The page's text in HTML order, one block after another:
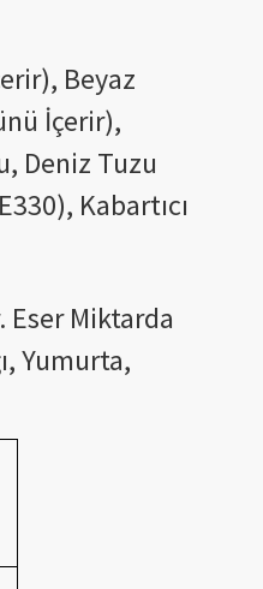
Beyaz
İçerir),
Deniz Tuzu
Kabartıcı
Eser Miktarda
Yumurta,